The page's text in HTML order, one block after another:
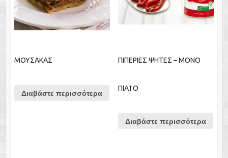
ΜΟΥΣΑΚΑΣ
Διαβάστε περισσότερα
ΠΙΠΕΡΙΕΣ ΨΗΤΕΣ – ΜΟΝΟ
ΠΙΑΤΟ
Διαβάστε περισσότερα